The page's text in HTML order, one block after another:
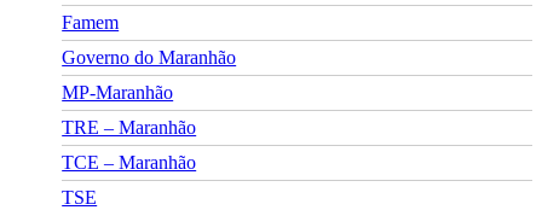
Famem
Governo do Maranhão
MP-Maranhão
TRE – Maranhão
TCE – Maranhão
TSE